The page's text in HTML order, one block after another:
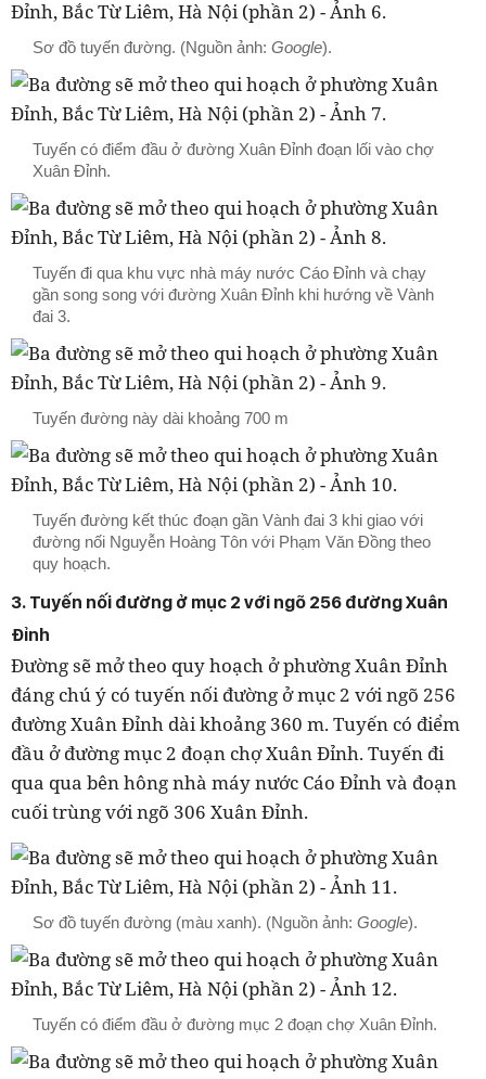
Sơ đồ tuyến đường. (Nguồn ảnh: Google).
Tuyến có điểm đầu ở đường Xuân Đỉnh đoạn lối vào chợ
Xuân Đỉnh.
Tuyến đi qua khu vực nhà máy nước Cáo Đỉnh và chạy
gần song song với đường Xuân Đỉnh khi hướng về Vành
đai 3.
Tuyến đường này dài khoảng 700 m
Tuyến đường kết thúc đoạn gần Vành đai 3 khi giao với
đường nối Nguyễn Hoàng Tôn với Phạm Văn Đồng theo
quy hoạch.
3. Tuyến nối đường ở mục 2 với ngõ 256 đường Xuân
Đỉnh
Đường sẽ mở theo quy hoạch ở phường Xuân Đỉnh
đáng chú ý có tuyến nối đường ở mục 2 với ngõ 256
đường Xuân Đỉnh dài khoảng 360 m. Tuyến có điểm
đầu ở đường mục 2 đoạn chợ Xuân Đỉnh. Tuyến đi
qua qua bên hông nhà máy nước Cáo Đỉnh và đoạn
cuối trùng với ngõ 306 Xuân Đỉnh.
Sơ đồ tuyến đường (màu xanh). (Nguồn ảnh: Google).
Tuyến có điểm đầu ở đường mục 2 đoạn chợ Xuân Đỉnh.